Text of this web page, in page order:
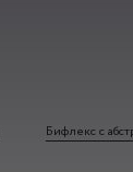
Бифлекс с